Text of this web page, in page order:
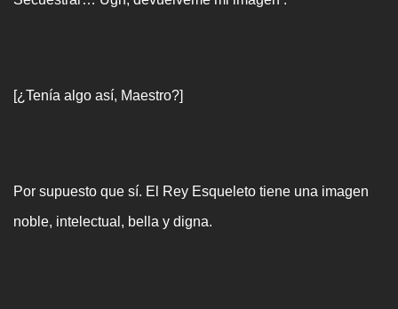
[¿Tenía algo así, Maestro?]
Por supuesto que sí. El Rey Esqueleto tiene una imagen
noble, intelectual, bella y digna.